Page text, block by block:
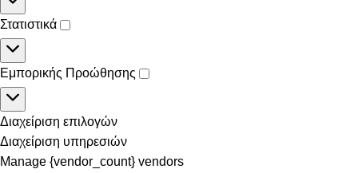
Στατιστικά
Εμπορικής Προώθησης
Διαχείριση επιλογών
Διαχείριση υπηρεσιών
Manage {vendor_count} vendors